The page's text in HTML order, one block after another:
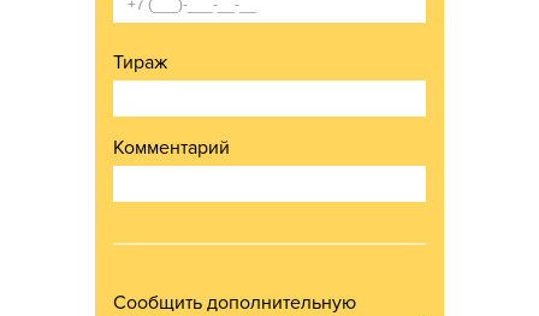
Тираж
Комментарий
Сообщить дополнительную